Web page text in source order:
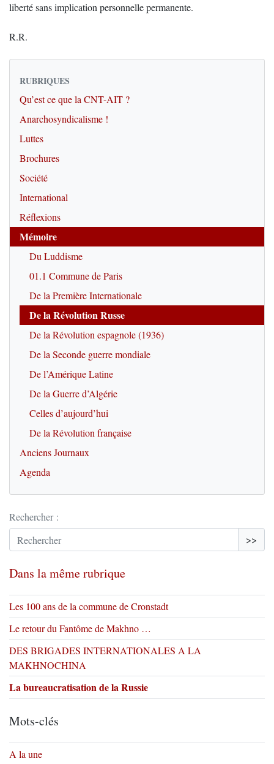
liberté sans implication personnelle permanente.
R.R.
RUBRIQUES
Qu’est ce que la CNT-AIT ?
Anarchosyndicalisme !
Luttes
Brochures
Société
International
Réflexions
Mémoire
Du Luddisme
01.1 Commune de Paris
De la Première Internationale
De la Révolution Russe
De la Révolution espagnole (1936)
De la Seconde guerre mondiale
De l’Amérique Latine
De la Guerre d’Algérie
Celles d’aujourd’hui
De la Révolution française
Anciens Journaux
Agenda
Rechercher :
>>
Dans la même rubrique
Les 100 ans de la commune de Cronstadt
Le retour du Fantôme de Makhno …
DES BRIGADES INTERNATIONALES A LA
MAKHNOCHINA
La bureaucratisation de la Russie
Mots-clés
A la une